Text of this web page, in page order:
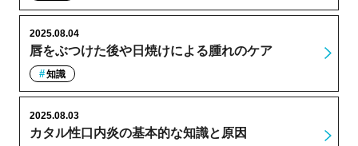
唇をぶつけた後や日焼けによる腫れのケア
2025.08.04
知識
カタル性口内炎の基本的な知識と原因
2025.08.03